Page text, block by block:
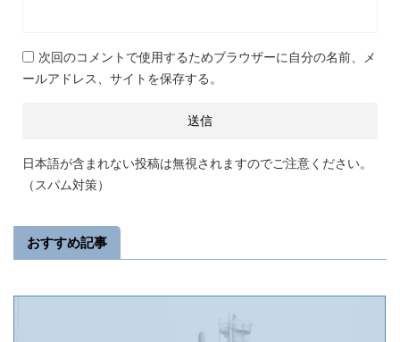
次回のコメントで使用するためブラウザーに自分の名前、メ
ールアドレス、サイトを保存する。
日本語が含まれない投稿は無視されますのでご注意ください。
（スパム対策）
おすすめ記事